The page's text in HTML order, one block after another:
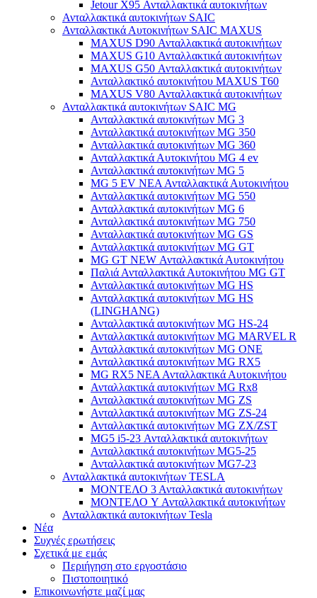
Jetour X95 Ανταλλακτικά αυτοκινήτων
Ανταλλακτικά αυτοκινήτων SAIC
Ανταλλακτικά Αυτοκινήτων SAIC MAXUS
MAXUS D90 Ανταλλακτικά αυτοκινήτων
MAXUS G10 Ανταλλακτικά αυτοκινήτων
MAXUS G50 Ανταλλακτικά αυτοκινήτων
Ανταλλακτικό αυτοκινήτου MAXUS T60
MAXUS V80 Ανταλλακτικά αυτοκινήτων
Ανταλλακτικά αυτοκινήτων SAIC MG
Ανταλλακτικά αυτοκινήτων MG 3
Ανταλλακτικά αυτοκινήτων MG 350
Ανταλλακτικά αυτοκινήτων MG 360
Ανταλλακτικά Αυτοκινήτου MG 4 ev
Ανταλλακτικά αυτοκινήτων MG 5
MG 5 EV ΝΕΑ Ανταλλακτικά Αυτοκινήτου
Ανταλλακτικά αυτοκινήτων MG 550
Ανταλλακτικά αυτοκινήτων MG 6
Ανταλλακτικά αυτοκινήτων MG 750
Ανταλλακτικά αυτοκινήτων MG GS
Ανταλλακτικά αυτοκινήτων MG GT
MG GT NEW Ανταλλακτικά Αυτοκινήτου
Παλιά Ανταλλακτικά Αυτοκινήτου MG GT
Ανταλλακτικά αυτοκινήτων MG HS
Ανταλλακτικά αυτοκινήτων MG HS
(LINGHANG)
Ανταλλακτικά αυτοκινήτων MG HS-24
Ανταλλακτικά αυτοκινήτων MG MARVEL R
Ανταλλακτικά αυτοκινήτων MG ONE
Ανταλλακτικά αυτοκινήτων MG RX5
MG RX5 ΝΕΑ Ανταλλακτικά Αυτοκινήτου
Ανταλλακτικά αυτοκινήτων MG Rx8
Ανταλλακτικά αυτοκινήτων MG ZS
Ανταλλακτικά αυτοκινήτων MG ZS-24
Ανταλλακτικά αυτοκινήτων MG ZX/ZST
MG5 i5-23 Ανταλλακτικά αυτοκινήτων
Ανταλλακτικά αυτοκινήτων MG5-25
Ανταλλακτικά αυτοκινήτων MG7-23
Ανταλλακτικά αυτοκινήτων TESLA
ΜΟΝΤΕΛΟ 3 Ανταλλακτικά αυτοκινήτων
ΜΟΝΤΕΛΟ Y Ανταλλακτικά αυτοκινήτων
Ανταλλακτικά αυτοκινήτων Tesla
Νέα
Συχνές ερωτήσεις
Σχετικά με εμάς
Περιήγηση στο εργοστάσιο
Πιστοποιητικό
Επικοινωνήστε μαζί μας